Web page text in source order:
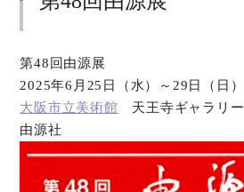
第48回由源展
2025年6月25日（水）～29日（日）
大阪市立美術館 天王寺ギャラリー
由源社